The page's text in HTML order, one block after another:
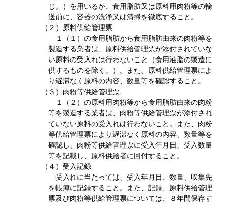
じ。）を用いるか、食用脂肪又は原料用肉粉等の輸
送前に、容器の洗浄又は清掃を徹底すること。
（２）原料供給管理票
１（１）の食用脂肪から食用脂肪由来の肉粉等を
製造する業者は、原料供給管理票が添付されていな
い原料の受入れは行わないこと（食用油脂の製造に
供するものを除く。）。また、原料供給管理票によ
り遅滞なく原料の内容、数量等を確認すること。
（３）肉粉等供給管理票
１（２）の原料用肉粉等から食用脂肪由来の肉粉
等を製造する業者は、肉粉等供給管理票が添付され
ていない原料の受入れは行わないこと。また、肉粉
等供給管理票により遅滞なく原料の内容、数量等を
確認し、肉粉等供給管理票に受入年月日、受入数量
等を記載し、原料供給者に回付すること。
（４）受入記録
受入れに当たっては、受入年月日、数量、収集先
を帳簿に記録すること。また、記録、原料供給管理
票及び肉粉等供給管理票については、８年間保存す